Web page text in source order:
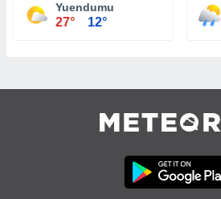
Yuendumu
27° 12°